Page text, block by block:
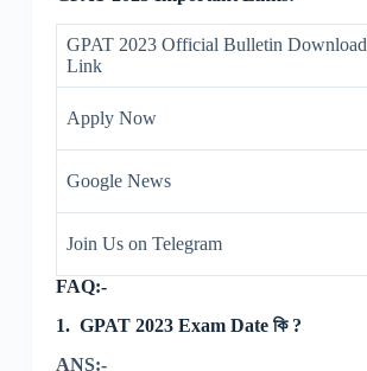
GPAT 2023 Official Bulletin Download
Link
Apply Now
Google News
Join Us on Telegram
FAQ:-
1. GPAT 2023 Exam Date কি ?
ANS:-